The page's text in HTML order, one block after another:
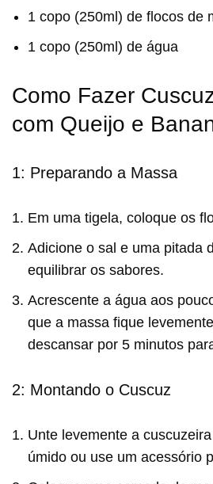
1 copo (250ml) de flocos de
1 copo (250ml) de água
Como Fazer
com Queijo e
1: Preparando a Massa
Em uma tigela, coloque os
Adicione o sal e uma pitada
equilibrar os sabores.
Acrescente a água aos
que a massa fique
descansar por 5 minutos
2: Montando o Cuscuz
Unte levemente a
úmido ou use um acessório